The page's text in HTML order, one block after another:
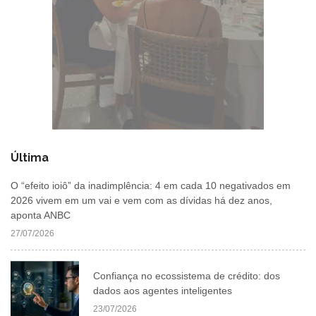
Última
O “efeito ioiô” da inadimplência: 4 em cada 10 negativados em
2026 vivem em um vai e vem com as dívidas há dez anos,
aponta ANBC
27/07/2026
Confiança no ecossistema de crédito: dos
dados aos agentes inteligentes
23/07/2026